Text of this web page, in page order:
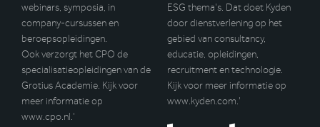
webinars, symposia, in
company-cursussen en
beroepsopleidingen.
Ook verzorgt het CPO de
specialisatieopleidingen van de
Grotius Academie. Kijk voor
meer informatie op
www.cpo.nl.’
ESG thema’s. Dat doet Kyden
door dienstverlening op het
gebied van consultancy,
educatie, opleidingen,
recruitment en technologie.
Kijk voor meer informatie op
www.kyden.com.’